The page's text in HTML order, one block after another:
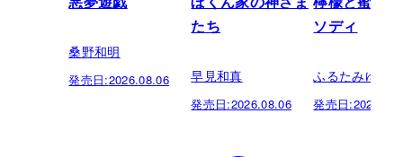
桑野和明
発売日:2026.08.06
たち
早見和真
発売日:2026.08.06
ソディ
ふるたみゆき
発売日: